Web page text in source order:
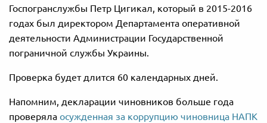
Госпогранслужбы Петр Цигикал, который в 2015-2016
годах был директором Департамента оперативной
деятельности Администрации Государственной
пограничной службы Украины.
Проверка будет длится 60 календарных дней.
Напомним, декларации чиновников больше года
проверяла осужденная за коррупцию чиновница НАПК